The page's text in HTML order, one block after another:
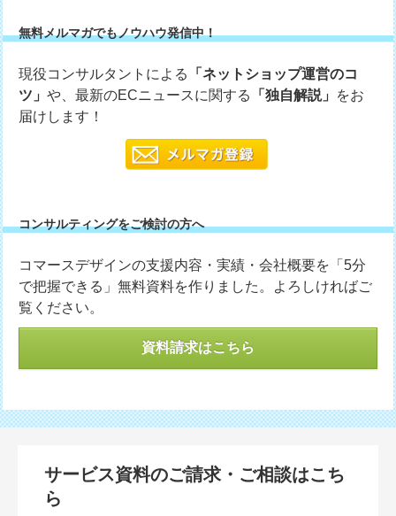
無料メルマガでもノウハウ発信中！
現役コンサルタントによる
「ネットショップ運営のコ
ツ」や、最新のECニュースに関する 「独自解説」 をお
届けします！
コンサルティングをご検討の方へ
コマースデザインの支援内容・実績・会社概要を「5分
で把握できる」無料資料を作りました。よろしければご
覧ください。
資料請求はこちら
サービス資料のご請求・ご相談はこち
ら